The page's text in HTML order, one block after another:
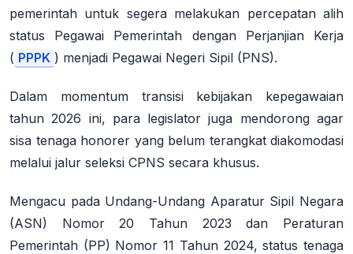
pemerintah untuk segera melakukan percepatan alih
status Pegawai Pemerintah dengan Perjanjian Kerja
( PPPK ) menjadi Pegawai Negeri Sipil (PNS).
Dalam momentum transisi kebijakan kepegawaian
tahun 2026 ini, para legislator juga mendorong agar
sisa tenaga honorer yang belum terangkat diakomodasi
melalui jalur seleksi CPNS secara khusus.
Mengacu pada Undang-Undang Aparatur Sipil Negara
(ASN) Nomor 20 Tahun 2023 dan Peraturan
Pemerintah (PP) Nomor 11 Tahun 2024, status tenaga